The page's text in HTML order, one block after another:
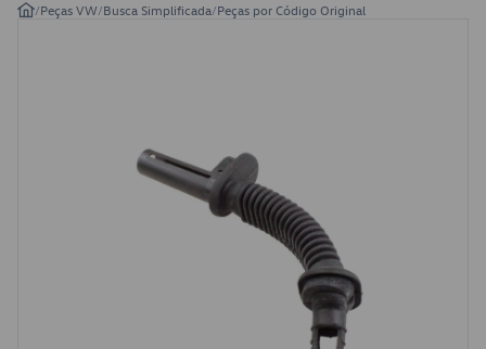
/Peças VW/Busca Simplificada/Peças por Código Original